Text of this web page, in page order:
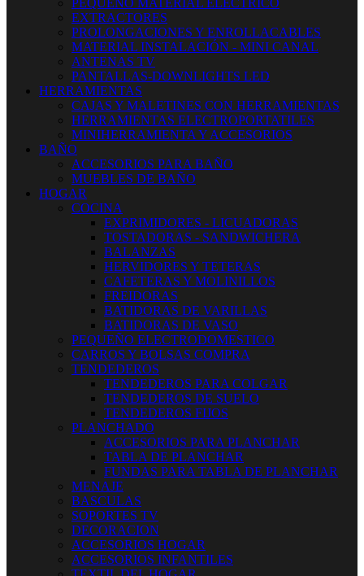
PEQUEÑO MATERIAL ELECTRICO
EXTRACTORES
PROLONGACIONES Y ENROLLACABLES
MATERIAL INSTALACIÓN - MINI CANAL
ANTENAS TV
PANTALLAS-DOWNLIGHTS LED
HERRAMIENTAS
CAJAS Y MALETINES CON HERRAMIENTAS
HERRAMIENTAS ELECTROPORTATILES
MINIHERRAMIENTA Y ACCESORIOS
BAÑO
ACCESORIOS PARA BAÑO
MUEBLES DE BAÑO
HOGAR
COCINA
EXPRIMIDORES - LICUADORAS
TOSTADORAS - SANDWICHERA
BALANZAS
HERVIDORES Y TETERAS
CAFETERAS Y MOLINILLOS
FREIDORAS
BATIDORAS DE VARILLAS
BATIDORAS DE VASO
PEQUEÑO ELECTRODOMESTICO
CARROS Y BOLSAS COMPRA
TENDEDEROS
TENDEDEROS PARA COLGAR
TENDEDEROS DE SUELO
TENDEDEROS FIJOS
PLANCHADO
ACCESORIOS PARA PLANCHAR
TABLA DE PLANCHAR
FUNDAS PARA TABLA DE PLANCHAR
MENAJE
BASCULAS
SOPORTES TV
DECORACION
ACCESORIOS HOGAR
ACCESORIOS INFANTILES